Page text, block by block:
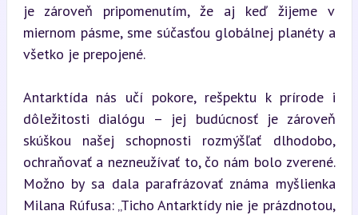
je zároveň pripomenutím, že aj keď žijeme v
miernom pásme, sme súčasťou globálnej planéty a
všetko je prepojené.
Antarktída nás učí pokore, rešpektu k prírode i
dôležitosti dialógu – jej budúcnosť je zároveň
skúškou našej schopnosti rozmýšľať dlhodobo,
ochraňovať a nezneužívať to, čo nám bolo zverené.
Možno by sa dala parafrázovať známa myšlienka
Milana Rúfusa: „Ticho Antarktídy nie je prázdnotou,